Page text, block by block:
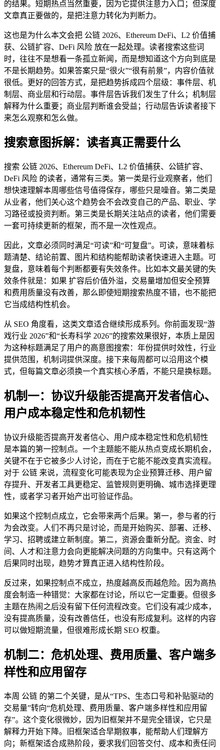
的结果。短期热点当然重要，因为它提供注意力入口；但深度
文章真正要做的，是把注意力转化为判断力。
这也是为什么本文会把 公链 2026、Ethereum DeFi、L2 价值捕
获、公链扩容、DeFi 风险 放在一起处理。读者搜索这些词
时，往往不是想看一条孤立新闻，而是想知道这个方向到底是
不是长期趋势。如果答案只是“很火”“很有前景”，内容价值就
很低。更好的回答方式，是把趋势拆成四个层级：事件层、机
制层、商业层和行动层。事件层告诉我们发生了什么；机制层
解释为什么重要；商业层判断谁会受益；行动层告诉读者接下
来怎么观察和怎么做。
搜索意图拆解：读者真正需要什么
搜索 公链 2026、Ethereum DeFi、L2 价值捕获、公链扩容、
DeFi 风险 的读者，通常有三类。第一类是行业观察者，他们
想快速理解本周哪些信号值得保存，哪些只是噪音。第二类是
从业者，他们关心这个趋势会不会改变自己的产品、职业、学
习路径或投资判断。第三类是长期关注站点的读者，他们需要
一套可持续更新的框架，而不是一次性观点。
因此，文章必须同时满足“可读”和“可复盘”。可读，意味着标
题清楚、结论前置、图片和结构能帮助读者快速进入主题。可
复盘，意味着每个判断都要有失效条件。比如本文最关键的失
效条件就是：如果 扩容后价值外溢，交易量增加但安全预算
和费用质量没有改善，那么即使短期搜索热度不错，也不能把
它当成结构性机会。
从 SEO 角度看，这类文章适合继续形成系列。你前面发现“游
戏行业 2026”和“长寿科学 2026”的搜索效果很好，本质上是因
为这种标题满足了用户的高意图搜索：年份提供时效性，行业
提供范围，机制词提供深度。接下来每周都可以沿用这个模
式，但每篇文章必须换一个真实核心矛盾，不能只是换标题。
机制一：协议升级能否提高开发者信心、
用户成本稳定性和危机韧性
协议升级能否提高开发者信心、用户成本稳定性和危机韧性
是本篇的第一控制点。一个主题能不能从热点变成长期机会，
关键不在于它被多少人讨论，而在于它能不能改变真实流程。
对于 公链 来说，流程变化可能表现为企业预算迁移、用户留
存提升、开发者工具更稳定、监管规则更明确、城市选择更理
性，或者学习者开始产出可验证作品。
如果这个控制点成立，它会带来两个后果。第一，参与者的行
为会改变。人们不再只是讨论，而是开始购买、部署、迁移、
学习、招聘或建立新制度。第二，资源会重新分配。资金、时
间、人才和注意力会向更能解决问题的方向集中。只有这两个
后果同时出现，趋势才算真正进入结构性阶段。
反过来，如果控制点不成立，热度越高反而越危险。因为高热
度会制造一种错觉：大家都在讨论，所以它一定重要。但很多
主题在热闹之后没有留下任何流程改变。它们没有减少成本，
没有提高质量，没有改善信任，也没有形成复利。这样的内容
可以做短期流量，但很难形成长期 SEO 权重。
机制二：危机处理、费用质量、客户端多
样性和应用留存
本周 公链 的第二个关键，是从“TPS、生态口号和补贴驱动的
交易量”转向“危机处理、费用质量、客户端多样性和应用留
存”。这个变化很微妙，因为旧框架并不是完全错误，它只是
解释力开始下降。旧框架适合早期叙事，能帮助人们理解方
向；新框架适合成熟阶段，要求我们回答交付、成本和责任问